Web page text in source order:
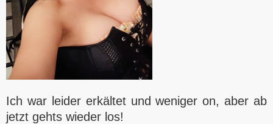
Ich war leider erkältet und weniger on, aber ab
jetzt gehts wieder los!